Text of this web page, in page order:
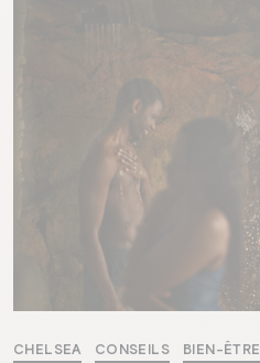
CHELSEA CONSEILS BIEN-ÊTRE